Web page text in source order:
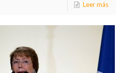
Leer más